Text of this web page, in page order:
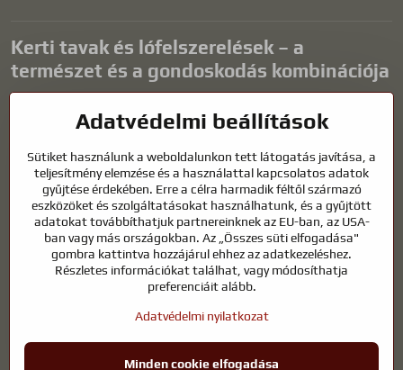
Kerti tavak és lófelszerelések – a
természet és a gondoskodás kombinációja
harmonikus környezetet teremtenek a kikapcsolódáshoz és a vízi
karbantartás kulcsfontosságú a tiszta vízhez és az egészséges
tóhoz egész évben. Ugyanilyen fontos az életünk részét képező
állatok gondozása is.
A lovaknak kiváló minőségű lovaglófelszerelésre, megfelelő
táplálkozásra és felelősségteljes gondoskodásra van szükségük
ahhoz, hogy egészségesek, erősek és elégedettek legyenek. Legyen
szó lovasok, tenyésztők vagy természetkedvelők felszereléséről, a cél
állatok, mind az emberek természetes egyensúlyát, biztonságát és
jólétét.
Adatvédelmi beállítások
Sütiket használunk a weboldalunkon tett látogatás javítása, a
teljesítmény elemzése és a használattal kapcsolatos adatok
gyűjtése érdekében. Erre a célra harmadik féltől származó
eszközöket és szolgáltatásokat használhatunk, és a gyűjtött
adatokat továbbíthatjuk partnereinknek az EU-ban, az USA-
ban vagy más országokban. Az „Összes süti elfogadása"
gombra kattintva hozzájárul ehhez az adatkezeléshez.
Részletes információkat találhat, vagy módosíthatja
preferenciáit alább.
Adatvédelmi nyilatkozat
Minden cookie elfogadása